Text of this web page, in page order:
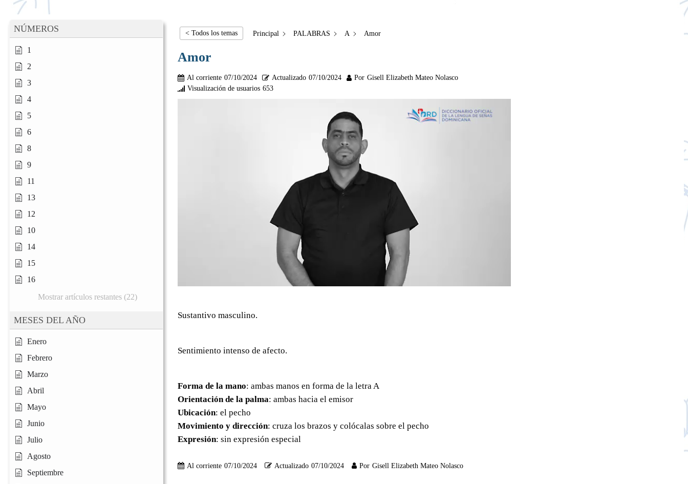
NÚMEROS
1
2
3
4
5
6
8
9
11
13
12
10
14
15
16
Mostrar artículos restantes (22)
MESES DEL AÑO
Enero
Febrero
Marzo
Abril
Mayo
Junio
Julio
Agosto
Septiembre
< Todos los temas Principal PALABRAS A Amor
Amor
Al corriente 07/10/2024 Actualizado 07/10/2024 Por Gisell Elizabeth Mateo Nolasco
Visualización de usuarios 653
Sustantivo masculino.
Sentimiento intenso de afecto.
Forma de la mano: ambas manos en forma de la letra A
Orientación de la palma: ambas hacia el emisor
Ubicación: el pecho
Movimiento y dirección: cruza los brazos y colócalas sobre el pecho
Expresión: sin expresión especial
Al corriente 07/10/2024 Actualizado 07/10/2024 Por Gisell Elizabeth Mateo Nolasco